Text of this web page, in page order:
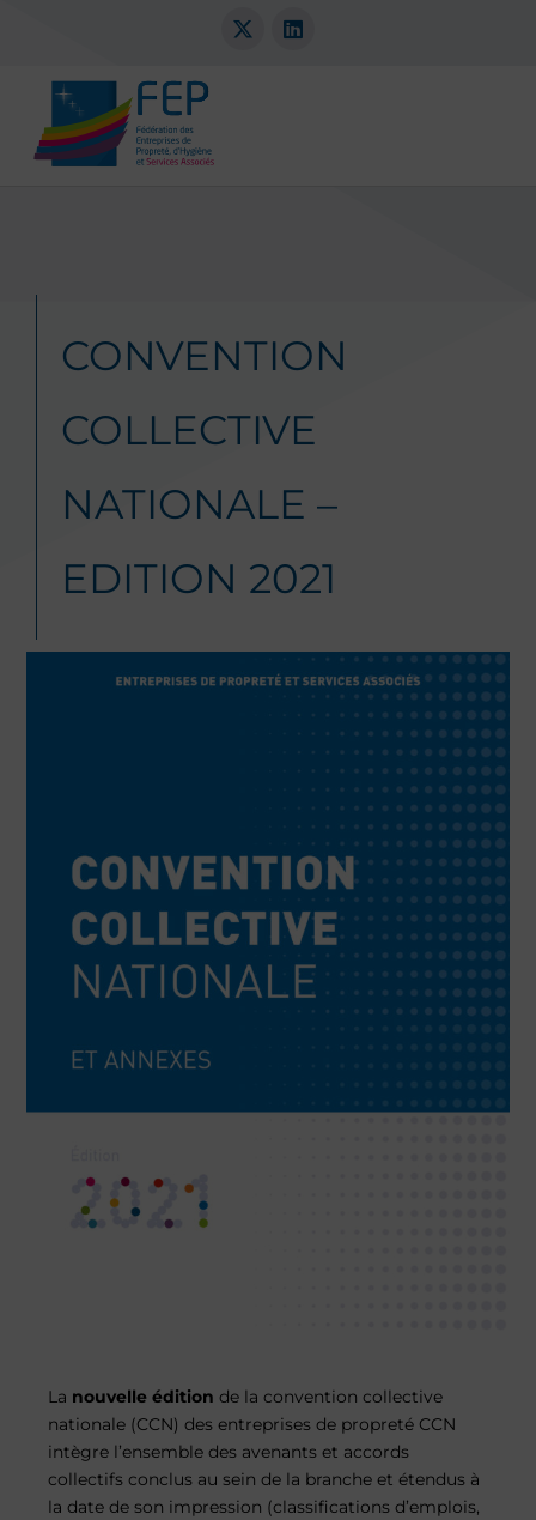
CONVENTION
COLLECTIVE
NATIONALE –
EDITION 2021
La nouvelle édition de la convention collective
nationale (CCN) des entreprises de propreté CCN
intègre l’ensemble des avenants et accords
collectifs conclus au sein de la branche et étendus à
la date de son impression (classifications d’emplois,